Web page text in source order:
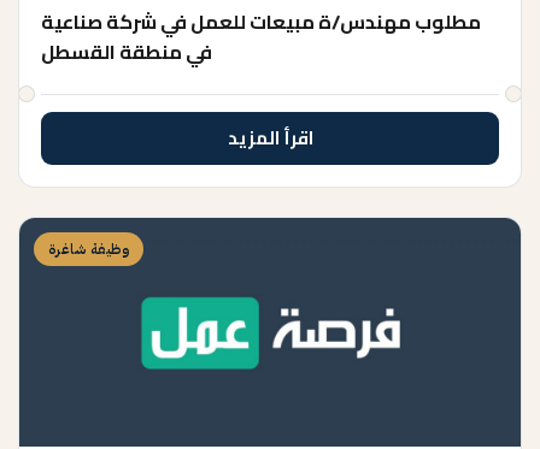
مطلوب مهندس/ة مبيعات للعمل في شركة صناعية
في منطقة القسطل
اقرأ المزيد
وظيفة شاغرة